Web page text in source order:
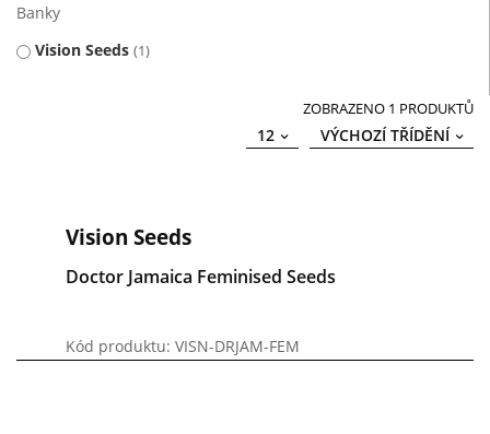
Banky
Vision Seeds 1
ZOBRAZENO 1 PRODUKTŮ
VÝCHOZÍ TŘÍDĚNÍ
12
Vision Seeds
Doctor Jamaica Feminised Seeds
Kód produktu: VISN-DRJAM-FEM